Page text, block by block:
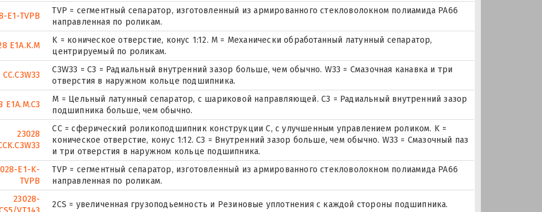
E1-TVPB
TVP = сегментный сепаратор, изготовленный из армированного стекловолокном полиамида PA66
направленная по роликам.
E1A.K.M
K = коническое отверстие, конус 1:12. М = Механически обработанный латунный сепаратор,
центрируемый по роликам.
C3W33 = C3 = Радиальный внутренний зазор больше, чем обычно. W33 = Смазочная канавка и три
отверстия в наружном кольце подшипника.
E1A.M.C3
M = Цельный латунный сепаратор, с шариковой направляющей. C3 = Радиальный внутренний зазор
подшипника больше, чем обычно.
23028
CC = сферический роликоподшипник конструкции C, с улучшенным управлением роликом. K =
коническое отверстие, конус 1:12. C3 = Внутренний зазор больше, чем обычно. W33 = Смазочный паз
и три отверстия в наружном кольце подшипника.
E1-K-
TVPB
TVP = сегментный сепаратор, изготовленный из армированного стекловолокном полиамида PA66
направленная по роликам.
23028-
2CS = увеличенная грузоподьемность и Резиновые уплотнения с каждой стороны подшипника.